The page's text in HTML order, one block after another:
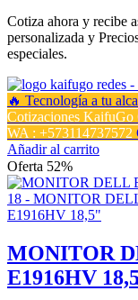
Cotiza ahora y recibe
personalizada y
especiales.
Cotizaciones KaifuGo
WA : +573114737572
Añadir al carrito
Oferta 52%
MONITOR
E1916HV